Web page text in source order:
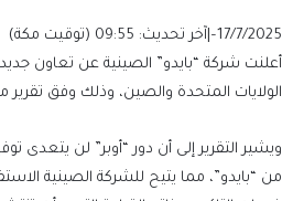
17/7/2025
– آخر تحديث: 09:55 (توقيت مكة)
أعلنت شركة “بايدو” الصينية عن تعاون
الولايات المتحدة والصين، وذلك وفق
ويشير التقرير إلى أن دور “أوبر” لن يتعدى
من “بايدو”، مما يتيح للشركة الصينية